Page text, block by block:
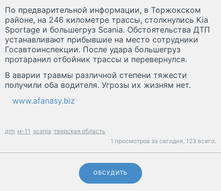
По предварительной информации, в Торжокском
районе, на 246 километре трассы, столкнулись Kia
Sportage и большегруз Scania. Обстоятельства ДТП
устанавливают прибывшие на место сотрудники
Госавтоинспекции. После удара большегруз
протаранил отбойник трассы и перевернулся.
В аварии травмы различной степени тяжести
получили оба водителя. Угрозы их жизням нет.
www.afanasy.biz
дтп м-11 scania тверская область
1 просмотров за сегодня, 123 всего.
ОБСУДИТЬ